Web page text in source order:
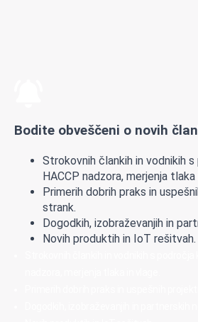
Bodite obveščeni o novih
Strokovnih člankih in vodnikih
HACCP nadzora, merjenja tlaka
Primerih dobrih praks in
strank.
Dogodkih, izobraževanjih in
Novih produktih in IoT rešitvah.